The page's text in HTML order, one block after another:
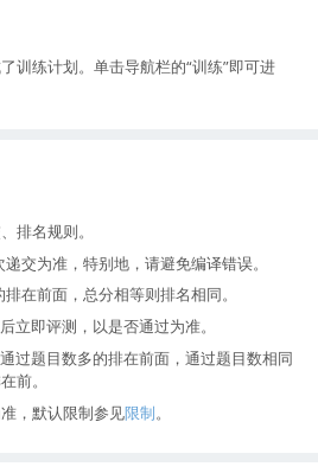
训练计划。单击导航栏的“训练”即可进
排名规则。
交为准，特别地，请避免编译错误。
在前面，总分相等则排名相同。
立即评测，以是否通过为准。
过题目数多的排在前面，通过题目数相同
前。
，默认限制参见限制。